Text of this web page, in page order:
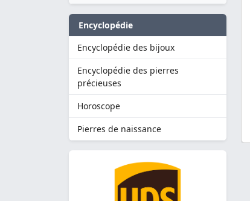
Encyclopédie
Encyclopédie des bijoux
Encyclopédie des pierres
précieuses
Horoscope
Pierres de naissance